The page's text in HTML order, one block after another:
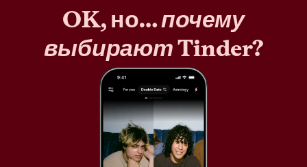
OK, но…почему
выбираютTinder?